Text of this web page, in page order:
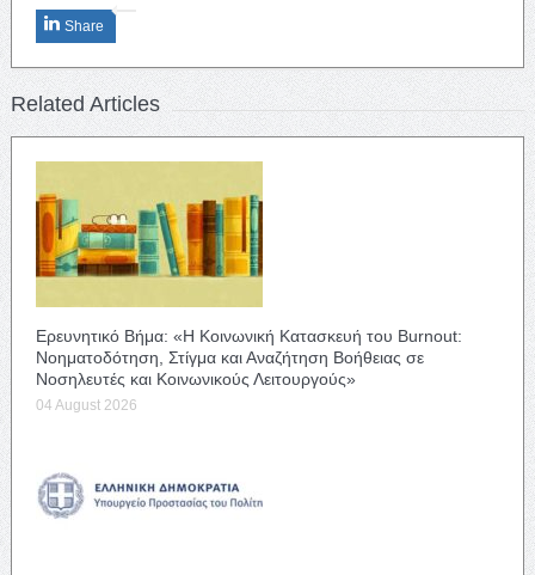
Share
Related Articles
Ερευνητικό Βήμα: «Η Κοινωνική Κατασκευή του Burnout:
Νοηματοδότηση, Στίγμα και Αναζήτηση Βοήθειας σε
Νοσηλευτές και Κοινωνικούς Λειτουργούς»
04 August 2026